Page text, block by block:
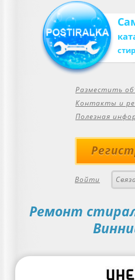
Разместить
Контакты и
Полезная
Войти
Ремонт